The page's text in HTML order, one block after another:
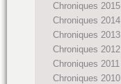
Chroniques 2015
Chroniques 2014
Chroniques 2013
Chroniques 2012
Chroniques 2011
Chroniques 2010